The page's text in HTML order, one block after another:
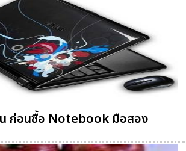
ก่อนซื้อ Notebook มือสอง